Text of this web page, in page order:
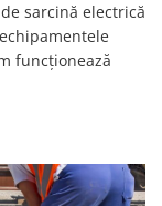
sarcină electrică
funcționează